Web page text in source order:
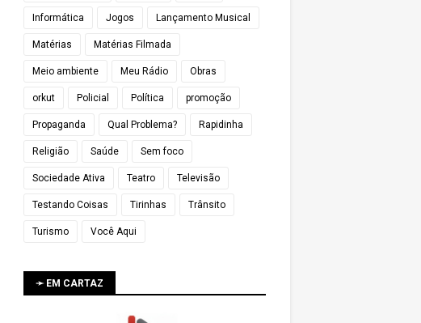
Informática Jogos Lançamento Musical
Matérias Matérias Filmada
Meio ambiente Meu Rádio Obras
orkut Policial Política promoção
Propaganda Qual Problema? Rapidinha
Religião Saúde Sem foco
Sociedade Ativa Teatro Televisão
Testando Coisas Tirinhas Trânsito
Turismo Você Aqui
➛ EM CARTAZ